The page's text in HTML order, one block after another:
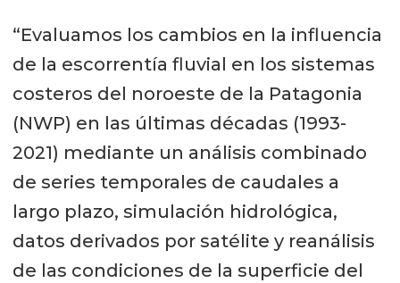
“Evaluamos los cambios en la influencia
de la escorrentía fluvial en los sistemas
costeros del noroeste de la Patagonia
(NWP) en las últimas décadas (1993-
2021) mediante un análisis combinado
de series temporales de caudales a
largo plazo, simulación hidrológica,
datos derivados por satélite y reanálisis
de las condiciones de la superficie del